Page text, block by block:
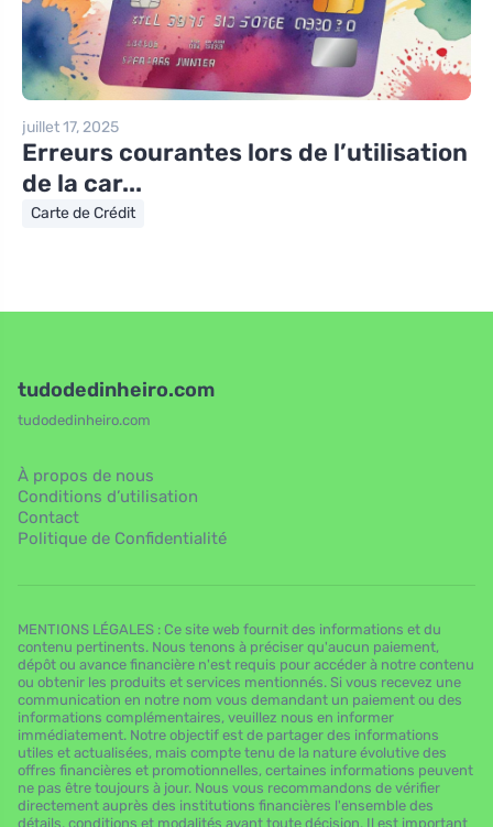
juillet 17, 2025
Erreurs courantes lors de l’utilisation
de la car...
Carte de Crédit
tudodedinheiro.com
tudodedinheiro.com
À propos de nous
Conditions d’utilisation
Contact
Politique de Confidentialité
MENTIONS LÉGALES : Ce site web fournit des informations et du
contenu pertinents. Nous tenons à préciser qu'aucun paiement,
dépôt ou avance financière n'est requis pour accéder à notre contenu
ou obtenir les produits et services mentionnés. Si vous recevez une
communication en notre nom vous demandant un paiement ou des
informations complémentaires, veuillez nous en informer
immédiatement. Notre objectif est de partager des informations
utiles et actualisées, mais compte tenu de la nature évolutive des
offres financières et promotionnelles, certaines informations peuvent
ne pas être toujours à jour. Nous vous recommandons de vérifier
directement auprès des institutions financières l'ensemble des
détails, conditions et modalités avant toute décision. Il est important